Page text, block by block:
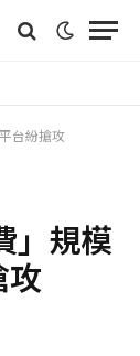
台紛搶攻
」規模
攻